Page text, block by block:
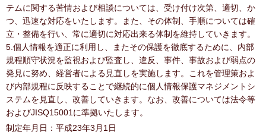
テムに関する苦情および相談については、受け付け次第、適切、か
つ、迅速な対応をいたします。また、その体制、手順については確
立・整備を行い、常に適切に対応出来る体制を維持していきます。
5.個人情報を適正に利用し、またその保護を徹底するために、内部
規程順守状況を監視および監査し、違反、事件、事故および弱点の
発見に努め、経営者による見直しを実施します。これを管理策およ
び内部規程に反映することで継続的に個人情報保護マネジメントシ
ステムを見直し、改善していきます。なお、改善については法令等
およびJISQ15001に準拠いたします。
制定年月日：平成23年3月1日